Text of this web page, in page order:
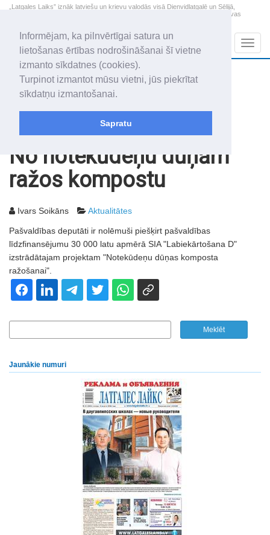
Informējam, ka pilnvērtīgai satura un
lietošanas ērtības nodrošināšanai šī vietne
izmanto sīkdatnes (cookies).
Turpinot izmantot mūsu vietni, jūs piekrītat
sīkdatņu izmantošanai.
Sapratu
„Latgales Laiks” iznāk latviešu un krievu valodās visā Dienvidlatgalē un Sēlijā,
„Latgales Laiks” latviešu valodā aptver Daugavpils valstspilsētu, Augšdaugavas
2026. gada 8. augusts
Sestdiena
Mudīte, Vladislava, Vladislavs
+14.0
No notekūdeņu dūņām
ražos kompostu
Ivars Soikāns Aktualitātes
Pašvaldības deputāti ir nolēmuši piešķirt pašvaldības
līdzfinansējumu 30 000 latu apmērā SIA "Labiekārtošana D"
izstrādātajam projektam "Notekūdeņu dūņas komposta
ražošanai".
Jaunākie numuri